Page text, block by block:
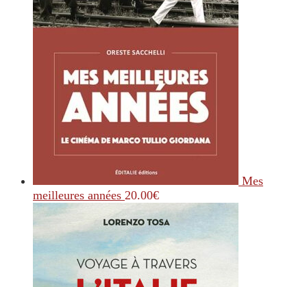
Mes
meilleures années 20.00€